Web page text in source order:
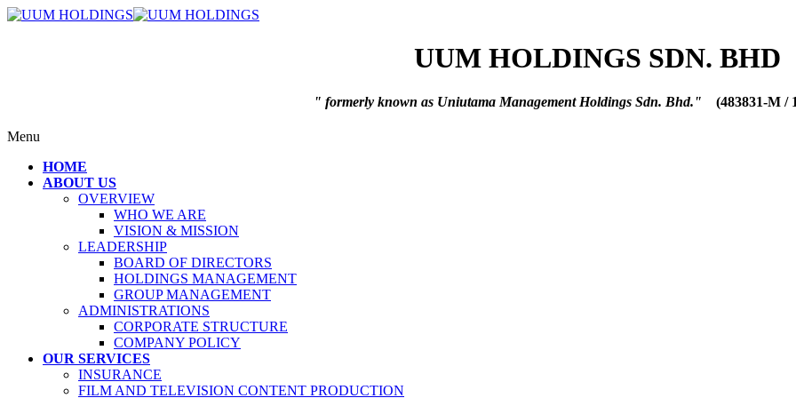
UUM HOLDINGS SDN. BHD
" formerly known as Uniutama Management Holdings Sdn. Bhd." (483831-M /
Menu
HOME
ABOUT US
OVERVIEW
WHO WE ARE
VISION & MISSION
LEADERSHIP
BOARD OF DIRECTORS
HOLDINGS MANAGEMENT
GROUP MANAGEMENT
ADMINISTRATIONS
CORPORATE STRUCTURE
COMPANY POLICY
OUR SERVICES
INSURANCE
FILM AND TELEVISION CONTENT PRODUCTION